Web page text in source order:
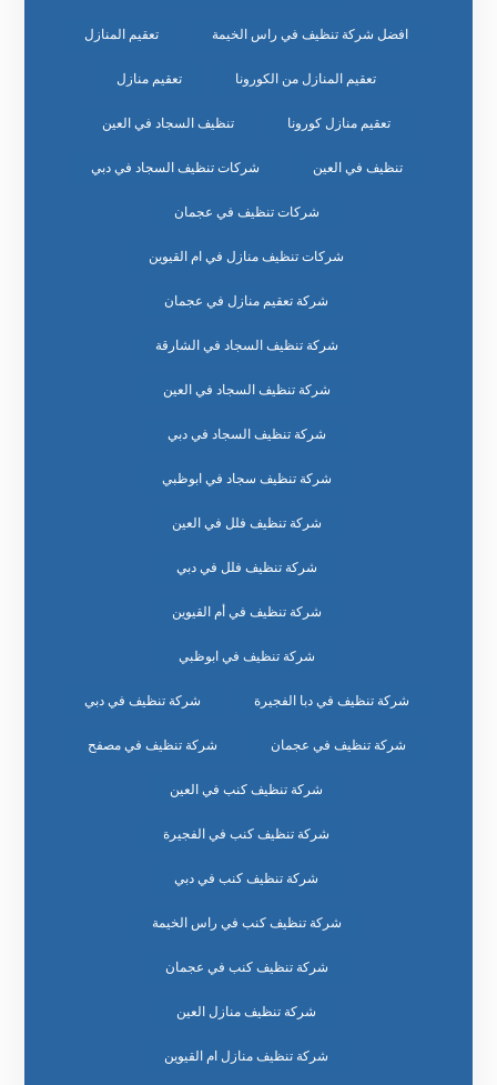
افضل شركة تنظيف في راس الخيمة تعقيم المنازل
تعقيم المنازل من الكورونا تعقيم منازل
تعقيم منازل كورونا تنظيف السجاد في العين
تنظيف في العين شركات تنظيف السجاد في دبي
شركات تنظيف في عجمان
شركات تنظيف منازل في ام القيوين
شركة تعقيم منازل في عجمان
شركة تنظيف السجاد في الشارقة
شركة تنظيف السجاد في العين
شركة تنظيف السجاد في دبي
شركة تنظيف سجاد في ابوظبي
شركة تنظيف فلل في العين
شركة تنظيف فلل في دبي
شركة تنظيف في أم القيوين
شركة تنظيف في ابوظبي
شركة تنظيف في دبا الفجيرة شركة تنظيف في دبي
شركة تنظيف في عجمان شركة تنظيف في مصفح
شركة تنظيف كنب في العين
شركة تنظيف كنب في الفجيرة
شركة تنظيف كنب في دبي
شركة تنظيف كنب في راس الخيمة
شركة تنظيف كنب في عجمان
شركة تنظيف منازل العين
شركة تنظيف منازل ام القيوين